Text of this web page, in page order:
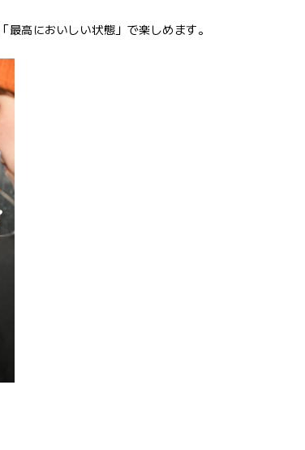
高においしい状態」で楽しめます。